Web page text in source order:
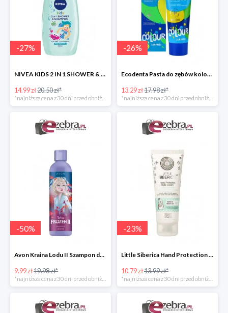
-27%
NIVEA KIDS 2 IN 1 SHOWER & SZAMPOO ŻEL DO MYCIA CIAŁA I WŁOSÓW
14.99 zł20.50 zł*
*najniższa cena z 30 dni przed obniżką
-26%
Ecodenta Pasta do zębów kolorowa niespodzianka
13.29 zł17.98 zł*
*najniższa cena z 30 dni przed obniżką
-50%
Avon Kraina Lodu II Szampon do włosów dla dzieci
9.99 zł19.98 zł*
-23%
Little Siberica Hand Protection Baby Cream Natura Siberica ochronny krem do rąk dla dziec
10.79 zł13.99 zł*